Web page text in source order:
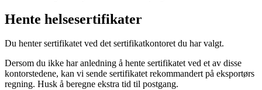
Hente helsesertifikater
Du henter sertifikatet ved det sertifikatkontoret du har valgt.
Dersom du ikke har anledning å hente sertifikatet ved et av disse
kontorstedene, kan vi sende sertifikatet rekommandert på eksportørs
regning. Husk å beregne ekstra tid til postgang.